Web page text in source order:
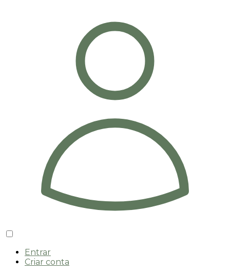
Entrar
Criar conta